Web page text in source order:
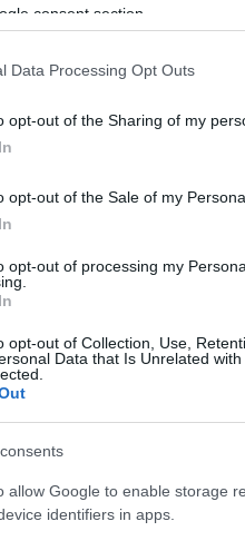
consent section.
Data Processing Opt Outs
opt-out of the Sharing of my
opt-out of the Sale of my
opt-out of processing my
opt-out of Collection, Use,
Data that Is Unrelated
allow Google to enable storage
identifiers in apps.
és a vaníliás cukorral.
részre. Nyújtsuk ki őket
az első tésztalapot,
Ismételjük meg ezt
hogy a legfelső réteg tészta
szép aranybarna színű nem
gramm cukor, 100 gramm
a cukorral, sűrű szirupot
a szirupba és
habosra tojásfehérjét
majd kenjük meg a csokis
vagy rombusz alakúra.
selymes lekvár tökéletes
ami az ünnepeken és a